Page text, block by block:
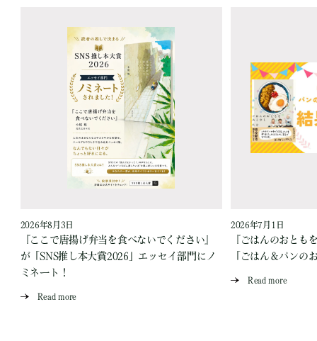
2026年8月3日
『ここで唐揚げ弁当を食べないでください』
が「SNS推し本大賞2026」エッセイ部門にノ
ミネート！
Read more
2026年7月1日
『ごはんのおとも
「ごはん＆パンの
Read more